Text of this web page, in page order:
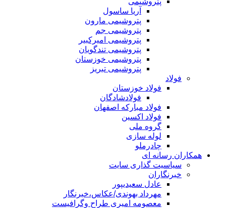
آریا ساسول
پتروشیمی مارون
پتروشیمی جم
پتروشیمی امیرکبیر
پتروشیمی تندگویان
پتروشیمی خوزستان
پتروشیمی تبریز
فولاد
فولاد خوزستان
فولادشادگان
فولاد مبارکه اصفهان
فولاد اکسین
گروه ملی
لوله سازی
چادرملو
همکاران رسانه ای
سیاسیت گذاری سایت
خبرنگاران
عادل سعیدیپور
مهرداد بهوندی/عکاس،خبرنگار
معصومه امیری طراح وگرافیست